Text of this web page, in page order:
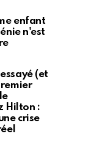
enfant
n'est
(et
Hilton :
crise